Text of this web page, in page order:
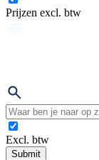
Prijzen excl. btw
Excl. btw
Submit